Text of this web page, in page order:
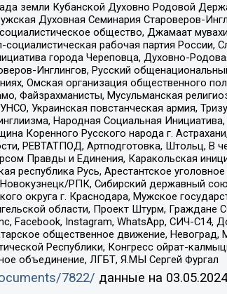
земли Кубанской Духовно Родовой
Духовная Семинария Староверов-
общество, Джамаат
рабочая партия
города Череповца, Духовно-
Инглингов, Русский
Омская организация общественного
Файзрахманисты, Мусульманская
Украинская повстанческая армия,
Народная Социальная
Коренного Русского народа г.
РЕВТАТПОД, Артподготовка, Штольц,
Правды и Единения, Каракольская
республика Русь, Арестантское
Новокузнецк/РПК, Сибирский державный
округа г. Краснодара, Мужское
области, Проект Штурм, Граждане
Facebook, Instagram, WhatsApp, СИЧ-С14,
общественное движение,
Республики, Конгресс ойрат-
объединение, ЛГБТ, Я.МЫ Сергей Фургал
7822/ данные на 03.05.2024